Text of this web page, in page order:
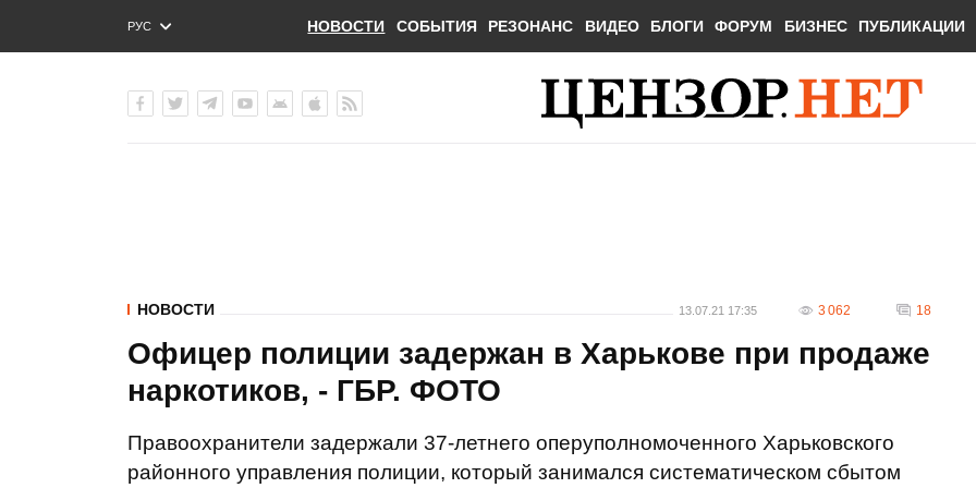
РУС
ENG
НОВОСТИ СОБЫТИЯ РЕЗОНАНС ВИДЕО БЛОГИ ФОРУМ БИЗНЕС ПУБЛИКАЦИИ
НОВОСТИ 13.07.21 17:35 3 062 18
Офицер полиции задержан в Харькове при продаже
наркотиков, - ГБР. ФОТО
Правоохранители задержали 37-летнего оперуполномоченного Харьковского
районного управления полиции, который занимался систематическом сбытом